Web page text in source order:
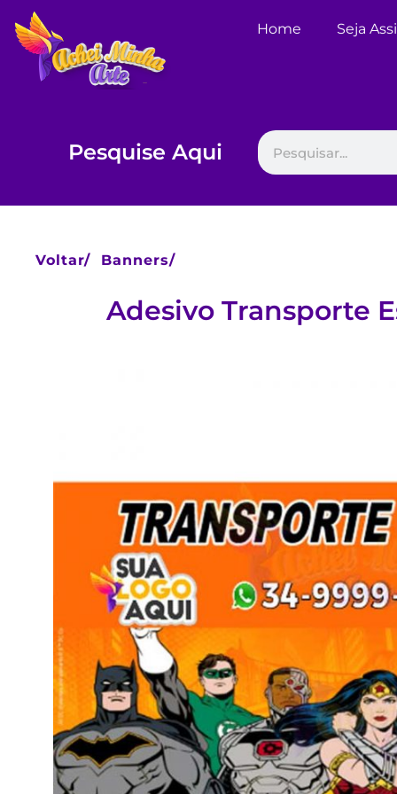
Home Seja
Pesquise Aqui
Voltar/ Banners/
Adesivo Transporte